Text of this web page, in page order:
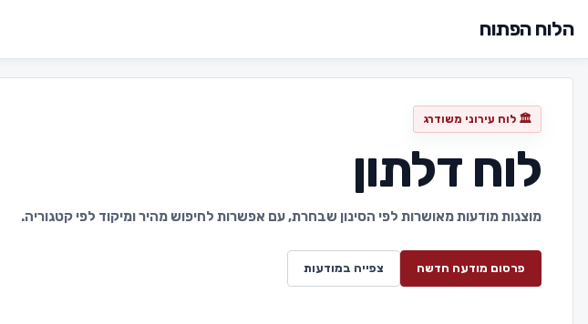
הלוח הפתוח
🏛️ לוח עירוני משודרג
לוח דלתון
מוצגות מודעות מאושרות לפי הסינון שבחרת, עם אפשרות לחיפוש מהיר ומיקוד לפי קטגוריה.
פרסום מודעה חדשה צפייה במודעות